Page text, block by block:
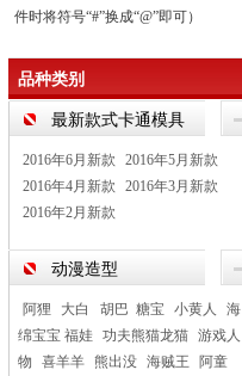
件时将符号“#”换成“@”即可）
品种类别
最新款式卡通模具
2016年6月新款
2016年5月新款
2016年4月新款
2016年3月新款
2016年2月新款
动漫造型
阿狸 大白 胡巴 糖宝 小黄人
海
绵宝宝 福娃 功夫熊猫龙猫 游戏人
物
喜羊羊 熊出没 海贼王
阿童